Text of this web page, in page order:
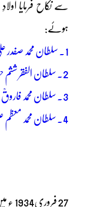
سے نکاح فرمایا
ہوئے:
1۔ سلطان محمد صفدر علیؒ
2۔ سلطان الفقر ششم حضرت سخی سلطان محمد اصغر علیؒ
3۔ سلطان محمد فاروقؒ
4۔ سلطان محمد معظم علی صاحب
27